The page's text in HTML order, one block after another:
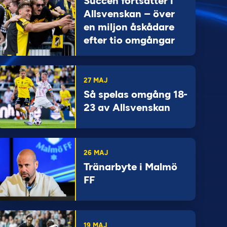
Allsvenskan – över
en miljon åskådare
efter tio omgångar
27 MAJ
Så spelas omgång 18-
23 av Allsvenskan
26 MAJ
Tränarbyte i Malmö
FF
19 MAJ